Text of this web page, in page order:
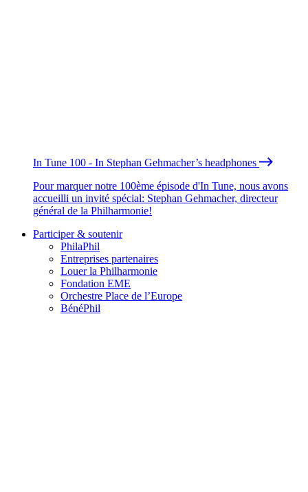
In Tune 100 - In Stephan Gehmacher’s headphones
Pour marquer notre 100ème épisode d'In Tune, nous avons
accueilli un invité spécial: Stephan Gehmacher, directeur
général de la Philharmonie!
Participer & soutenir
PhilaPhil
Entreprises partenaires
Louer la Philharmonie
Fondation EME
Orchestre Place de l’Europe
BénéPhil